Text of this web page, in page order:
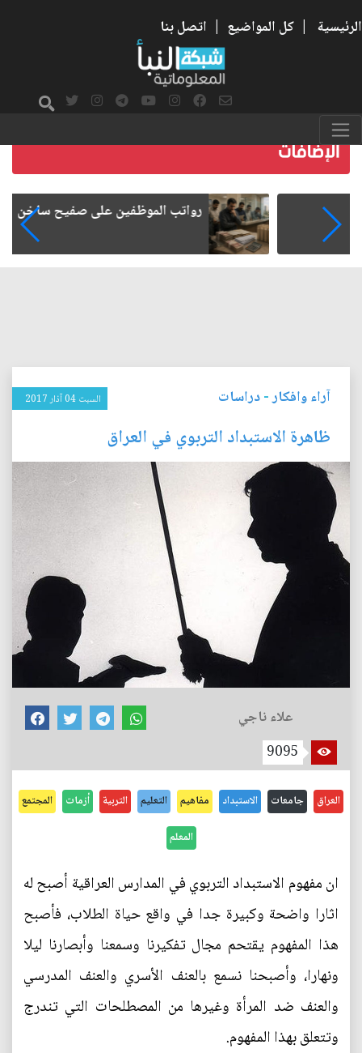
الرئيسية | كل المواضيع | اتصل بنا
رواتب الموظفين على صفيح ساخن
آراء وافكار-دراسات السبت 04 آذار 2017
ظاهرة الاستبداد التربوي في العراق
علاء ناجي
9095
العراق جامعات الاستبداد مفاهيم التعليم التربية أزمات المجتمع
المعلم
ان مفهوم الاستبداد التربوي في المدارس العراقية أصبح له
اثارا واضحة وكبيرة جدا في واقع حياة الطلاب، فأصبح
هذا المفهوم يقتحم مجال تفكيرنا وسمعنا وأبصارنا ليلا
ونهارا، وأصبحنا نسمع بالعنف الأسري والعنف المدرسي
والعنف ضد المرأة وغيرها من المصطلحات التي تندرج
وتتعلق بهذا المفهوم.